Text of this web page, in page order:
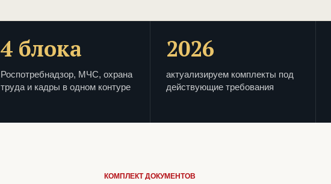
4 блока
Роспотребнадзор, МЧС, охрана
труда и кадры в одном контуре
2026
актуализируем комплекты под
действующие требования
КОМПЛЕКТ ДОКУМЕНТОВ